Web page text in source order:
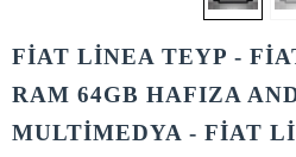
FİAT LİNEA TEYP -
RAM 64GB HAFIZA
MULTİMEDYA - FİAT